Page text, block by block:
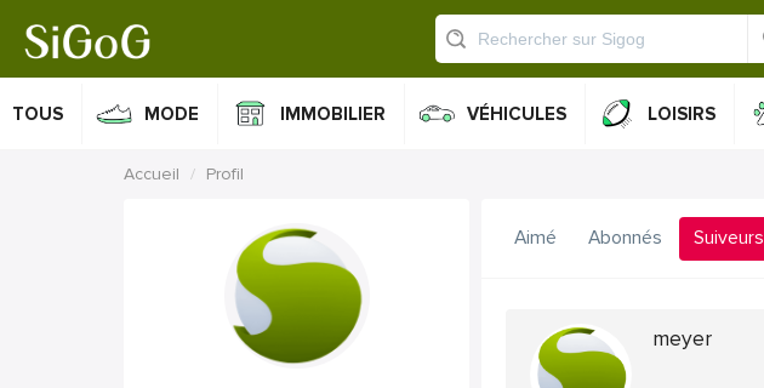
TOUS MODE IMMOBILIER VÉHICULES LOISIRS
Accueil Profil
Aimé Abonnés Suiveurs
meyer